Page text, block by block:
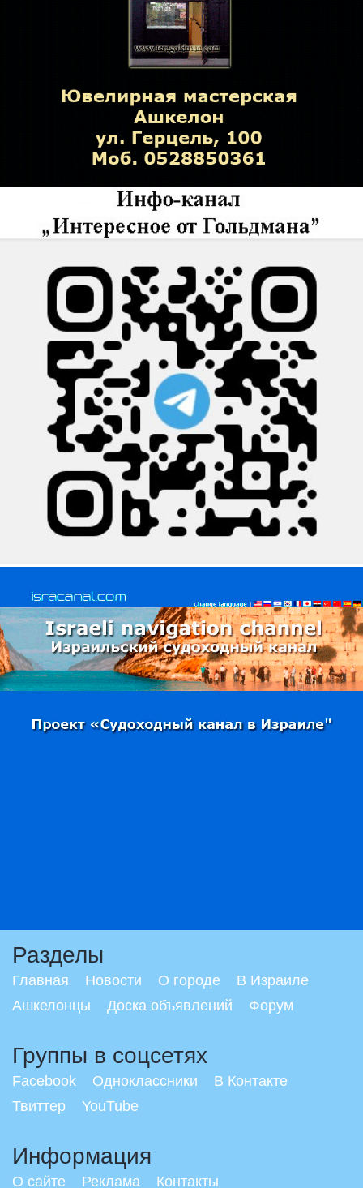
Разделы
Главная Новости О городе
В Израиле
Ашкелонцы
Доска объявлений Форум
Группы в соцсетях
Facebook Одноклассники
В Контакте
Твиттер
YouTube
Информация
О сайте Реклама Контакты